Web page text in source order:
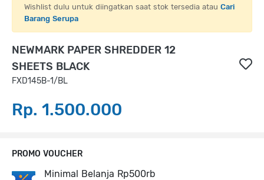
Wishlist dulu untuk diingatkan saat stok tersedia atau Cari
Barang Serupa
NEWMARK PAPER SHREDDER 12
SHEETS BLACK
FXD145B-1/BL
Rp. 1.500.000
PROMO VOUCHER
Minimal Belanja Rp500rb